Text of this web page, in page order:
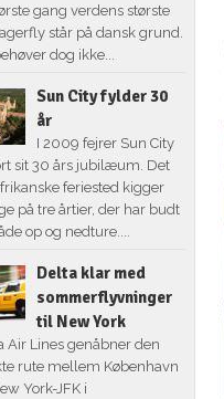
gang verdens største
står på dansk grund.
dog ikke...
Sun City fylder 30
år
I 2009 fejrer Sun City
sit 30 års jubilæum. Det
feriested kigger
på tre årtier, der har budt
op og nedture....
Delta klar med
sommerflyvninger
til New York
Air Lines genåbner den
rute mellem København
York-JFK i